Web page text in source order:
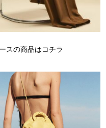
スの商品はコチラ